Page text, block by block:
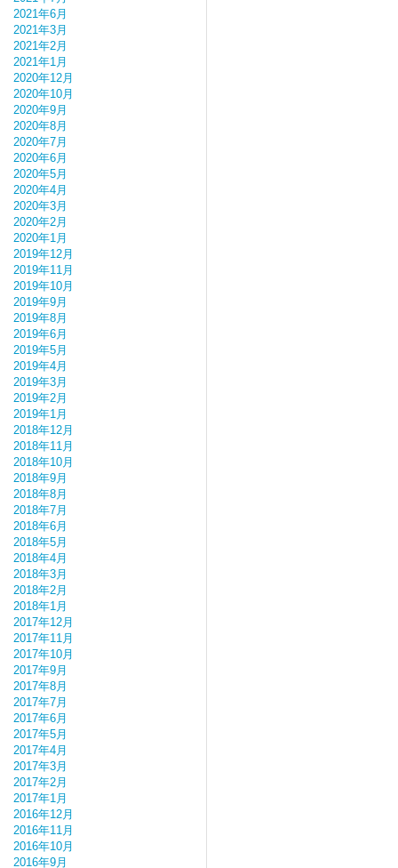
2021年6月
2021年3月
2021年2月
2021年1月
2020年12月
2020年10月
2020年9月
2020年8月
2020年7月
2020年6月
2020年5月
2020年4月
2020年3月
2020年2月
2020年1月
2019年12月
2019年11月
2019年10月
2019年9月
2019年8月
2019年6月
2019年5月
2019年4月
2019年3月
2019年2月
2019年1月
2018年12月
2018年11月
2018年10月
2018年9月
2018年8月
2018年7月
2018年6月
2018年5月
2018年4月
2018年3月
2018年2月
2018年1月
2017年12月
2017年11月
2017年10月
2017年9月
2017年8月
2017年7月
2017年6月
2017年5月
2017年4月
2017年3月
2017年2月
2017年1月
2016年12月
2016年11月
2016年10月
2016年9月